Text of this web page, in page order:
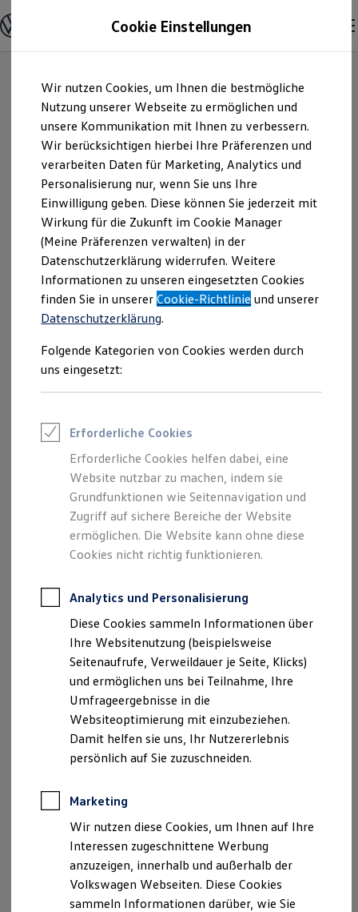
Hauptinhalt
springen
Footer
springen
Modelle und Konfigurator
Konfigurator
Modelle vergleichen
Elektroautos
ENERGY Sondermodelle
Nutzfahrzeuge
SUV und CUV
Familienautos
Kombis
Kompaktwagen
Sportwagen
Schnell verfügbare Fahrzeuge
Angebote und Produkte
Aktuelle Angebote
E-Auto-Förderung
Volkswagen Marktplatz
Die ENERGY Sondermodelle
Junge Gebrauchtwagen und Gebrauchtwagen
Volkswagen Zertifizierte Gebrauchtwagen
Elektromobilität bei Gebrauchtwagen
Saisonangebote
Reifenpakete
Leasing
Leasing-Angebote
Elektroauto Leasing
Kleinwagen-Leasing
Leasing ohne Anzahlung
Finanzierung
Autokredit mit Schlussrate
Versicherungen und Garantien
Kfz-Versicherung
Restschuldversicherungen
Garantien
Professional Class bei Volkswagen
Behörden
Direktkunden
Sonderfahrzeuge
Anpfiff zum Gewinn
Elektromobilität
Elektroautos
ID. Tutorials
Elektrofahrzeugkonzepte
ID. EVERY1
Reichweite
Rekuperation
Laden unterwegs
Laden Zuhause
Ladestationen finden
Ladezeitensimulator
Batterie
Sicherheit
Autohaus Ostmann
GmbH & Co. KG |
Impressum &
Rechtliches
Hier finden Sie Informationen über uns
(Autohaus Ostmann GmbH & Co. KG)
als verantwortlichen Anbieter von
Inhalten und Angeboten, die auf dieser
Impressum
Datenschutzerklärung
Impressum
Autohaus Ostmann GmbH u. Co.
Kommanditgesellschaft
Ippinghäuser Str. 10
34466 Wolfhagen
Telefon: +49 (5692) 9876-0
Fax: +49 (5692) 9876-9100
E-Mail:info@autohaus-ostmann.de
Reinhard Ostmann, Vitali Klein, Mike Altmann
Komplementär:
Autohaus Ostmann Verwaltungs GmbH (HRB 19510,
Amtsgericht Kassel)
Ippinghäuser Straße 10, 34466 Wolfhagen
Cookie Einstellungen
Wir nutzen Cookies, um Ihnen die bestmögliche
Nutzung unserer Webseite zu ermöglichen und
unsere Kommunikation mit Ihnen zu verbessern.
Wir berücksichtigen hierbei Ihre Präferenzen und
verarbeiten Daten für Marketing, Analytics und
Personalisierung nur, wenn Sie uns Ihre
Einwilligung geben. Diese können Sie jederzeit mit
Wirkung für die Zukunft im Cookie Manager
(Meine Präferenzen verwalten) in der
Datenschutzerklärung widerrufen. Weitere
Informationen zu unseren eingesetzten Cookies
finden Sie in unsererCookie-Richtlinie und unserer
Datenschutzerklärung.
Folgende Kategorien von Cookies werden durch
uns eingesetzt:
Erforderliche Cookies
Erforderliche Cookies helfen dabei, eine
Website nutzbar zu machen, indem sie
Grundfunktionen wie Seitennavigation und
Zugriff auf sichere Bereiche der Website
ermöglichen. Die Website kann ohne diese
Cookies nicht richtig funktionieren.
Analytics und Personalisierung
Diese Cookies sammeln Informationen über
Ihre Websitenutzung (beispielsweise
Seitenaufrufe, Verweildauer je Seite, Klicks)
und ermöglichen uns bei Teilnahme, Ihre
Umfrageergebnisse in die
Websiteoptimierung mit einzubeziehen.
Damit helfen sie uns, Ihr Nutzererlebnis
persönlich auf Sie zuzuschneiden.
Marketing
Wir nutzen diese Cookies, um Ihnen auf Ihre
Interessen zugeschnittene Werbung
anzuzeigen, innerhalb und außerhalb der
Volkswagen Webseiten. Diese Cookies
sammeln Informationen darüber, wie Sie